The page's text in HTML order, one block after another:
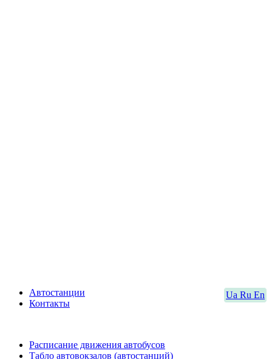
Ua Ru En
Автостанции
Контакты
Расписание движения автобусов
Табло автовокзалов (автостанций)